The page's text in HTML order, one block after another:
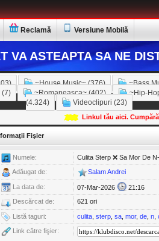
Reclamă Versiune Mobilă
VA ASTEAPTA SA NE
~House Music~ (376) ~Bass
(7) ~Romaneasca~ (402) ~Hip-
(4.324)
Videoclipuri (23)
Linkul tău aici.
Fişier
Numele: Culita Sterp ❌ Sa Mor De
Adăugat de: Salam Andrei
La data de: 07-Mar-2026
21:16
Descărcat de:
621 ori
Listă taguri: culita sterp sa mor, de n
Link către fişier: